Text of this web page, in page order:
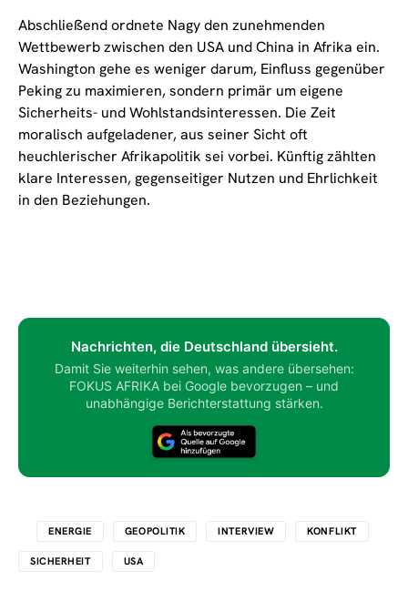
Abschließend ordnete Nagy den zunehmenden
Wettbewerb zwischen den USA und China in Afrika ein.
Washington gehe es weniger darum, Einfluss gegenüber
Peking zu maximieren, sondern primär um eigene
Sicherheits- und Wohlstandsinteressen. Die Zeit
moralisch aufgeladener, aus seiner Sicht oft
heuchlerischer Afrikapolitik sei vorbei. Künftig zählten
klare Interessen, gegenseitiger Nutzen und Ehrlichkeit
in den Beziehungen.
Nachrichten, die Deutschland übersieht.
Damit Sie weiterhin sehen, was andere übersehen:
FOKUS AFRIKA bei Google bevorzugen – und
unabhängige Berichterstattung stärken.
ENERGIE GEOPOLITIK INTERVIEW KONFLIKT
SICHERHEIT USA